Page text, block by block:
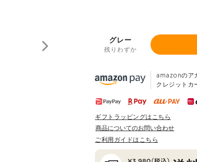
グレー
残りわずか
amazonのア
クレジットカ
ギフトラッピングはこちら
商品についてのお問い合わせ
ご利用ガイドはこちら